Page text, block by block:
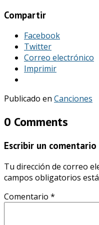
Compartir
Facebook
Twitter
Correo electrónico
Imprimir
Publicado en Canciones
0 Comments
Escribir un comentario
Tu dirección de correo
campos obligatorios
Comentario *